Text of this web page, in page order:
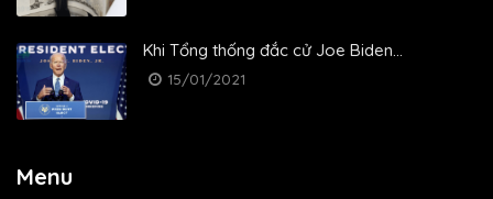
Khi Tổng thống đắc cử Joe Biden...
15/01/2021
Menu